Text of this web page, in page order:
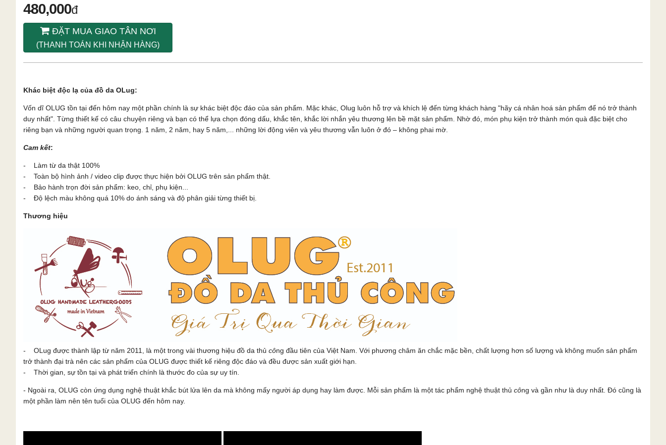
480,000đ
ĐẶT MUA GIAO TÂN NƠI
(THANH TOÁN KHI NHẬN HÀNG)
Khác biệt độc lạ của đồ da OLug:
Vốn dĩ OLUG tồn tại đến hôm nay một phần chính là sự khác biệt độc đáo của sản phẩm. Mặc khác, Olug luôn hỗ trợ và khích lệ đến từng khách hàng "hãy cá nhân hoá sản phẩm để nó trở thành
duy nhất". Từng thiết kế có câu chuyện riêng và bạn có thể lựa chọn đóng dấu, khắc tên, khắc lời nhắn yêu thương lên bề mặt sản phẩm. Nhờ đó, món phụ kiện trở thành món quà đặc biệt cho
riêng bạn và những người quan trọng. 1 năm, 2 năm, hay 5 năm,... những lời động viên và yêu thương vẫn luôn ở đó – không phai mờ.
Cam kết:
- Làm từ da thật 100%
- Toàn bộ hình ảnh / video clip được thực hiện bởi OLUG trên sản phẩm thật.
- Bảo hành trọn đời sản phẩm: keo, chỉ, phụ kiện...
- Độ lệch màu không quá 10% do ánh sáng và độ phân giải từng thiết bị.
Thương hiệu
- OLug được thành lập từ năm 2011, là một trong vài thương hiệu đồ da thủ công đầu tiên của Việt Nam. Với phương châm ăn chắc mặc bền, chất lượng hơn số lượng và không muốn sản phẩm
trở thành đại trà nên các sản phẩm của OLUG được thiết kế riêng độc đáo và đều được sản xuất giới hạn.
- Thời gian, sự tồn tại và phát triển chính là thước đo của sự uy tín.
- Ngoài ra, OLUG còn ứng dụng nghệ thuật khắc bút lửa lên da mà không mấy người áp dụng hay làm được. Mỗi sản phẩm là một tác phẩm nghệ thuật thủ công và gần như là duy nhất. Đó cũng là
một phần làm nên tên tuổi của OLUG đến hôm nay.